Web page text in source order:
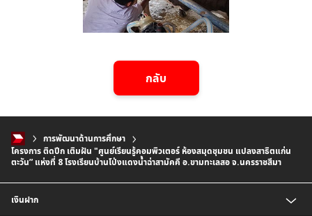
กลับ
การพัฒนาด้านการศึกษา
โครงการ ติดปีก เติมฝัน "ศูนย์เรียนรู้คอมพิวเตอร์ ห้องสมุดชุมชน แปลงสาธิตแก่น
ตะวัน” แห่งที่ 8 โรงเรียนบ้านโป่งแดงน้ำฉ่าสามัคคี อ.ขามทะเลสอ จ.นครราชสีมา
เงินฝาก